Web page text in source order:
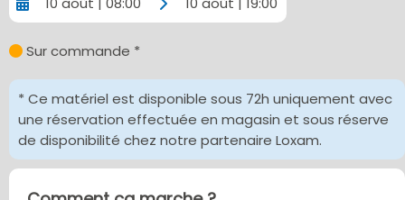
Sur commande *
* Ce matériel est disponible sous 72h uniquement avec
une réservation effectuée en magasin et sous réserve
de disponibilité chez notre partenaire Loxam.